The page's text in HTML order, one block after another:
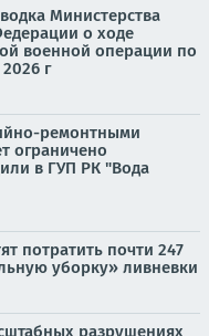
Министерства
о ходе
военной операции по
г
ремонтными
ограничено
в ГУП РК "Вода
потратить почти 247
уборку» ливневки
разрушениях